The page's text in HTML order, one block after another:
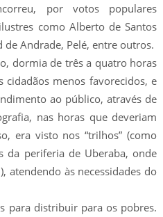
por votos populares
como Alberto de Santos
Andrade, Pelé, entre outros.
dormia de três a quatro horas
cidadãos menos favorecidos, e
ao público, através de
nas horas que deveriam
era visto nos “trilhos” (como
da periferia de Uberaba, onde
atendendo às necessidades do
para distribuir para os pobres.